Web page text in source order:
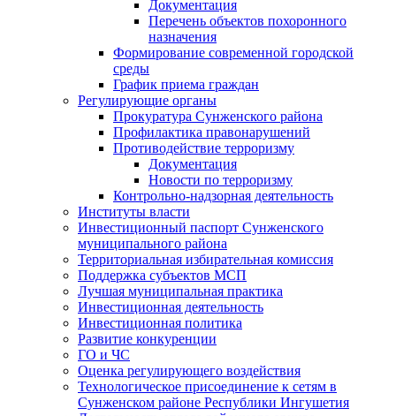
Документация
Перечень объектов похоронного
назначения
Формирование современной городской
среды
График приема граждан
Регулирующие органы
Прокуратура Сунженского района
Профилактика правонарушений
Противодействие терроризму
Документация
Новости по терроризму
Контрольно-надзорная деятельность
Институты власти
Инвестиционный паспорт Сунженского
муниципального района
Территориальная избирательная комиссия
Поддержка субъектов МСП
Лучшая муниципальная практика
Инвестиционная деятельность
Инвестиционная политика
Развитие конкуренции
ГО и ЧС
Оценка регулирующего воздействия
Технологическое присоединение к сетям в
Сунженском районе Республики Ингушетия